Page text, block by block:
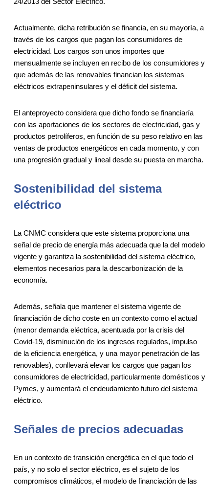
Actualmente, dicha retribución se financia, en su mayoría, a
través de los cargos que pagan los consumidores de
electricidad. Los cargos son unos importes que
mensualmente se incluyen en recibo de los consumidores y
que además de las renovables financian los sistemas
eléctricos extrapeninsulares y el déficit del sistema.
El anteproyecto considera que dicho fondo se financiaría
con las aportaciones de los sectores de electricidad, gas y
productos petrolíferos, en función de su peso relativo en las
ventas de productos energéticos en cada momento, y con
una progresión gradual y lineal desde su puesta en marcha.
Sostenibilidad del sistema
eléctrico
La CNMC considera que este sistema proporciona una
señal de precio de energía más adecuada que la del modelo
vigente y garantiza la sostenibilidad del sistema eléctrico,
elementos necesarios para la descarbonización de la
economía.
Además, señala que mantener el sistema vigente de
financiación de dicho coste en un contexto como el actual
(menor demanda eléctrica, acentuada por la crisis del
Covid-19, disminución de los ingresos regulados, impulso
de la eficiencia energética, y una mayor penetración de las
renovables), conllevará elevar los cargos que pagan los
consumidores de electricidad, particularmente domésticos y
Pymes, y aumentará el endeudamiento futuro del sistema
eléctrico.
Señales de precios adecuadas
En un contexto de transición energética en el que todo el
país, y no solo el sector eléctrico, es el sujeto de los
compromisos climáticos, el modelo de financiación de las